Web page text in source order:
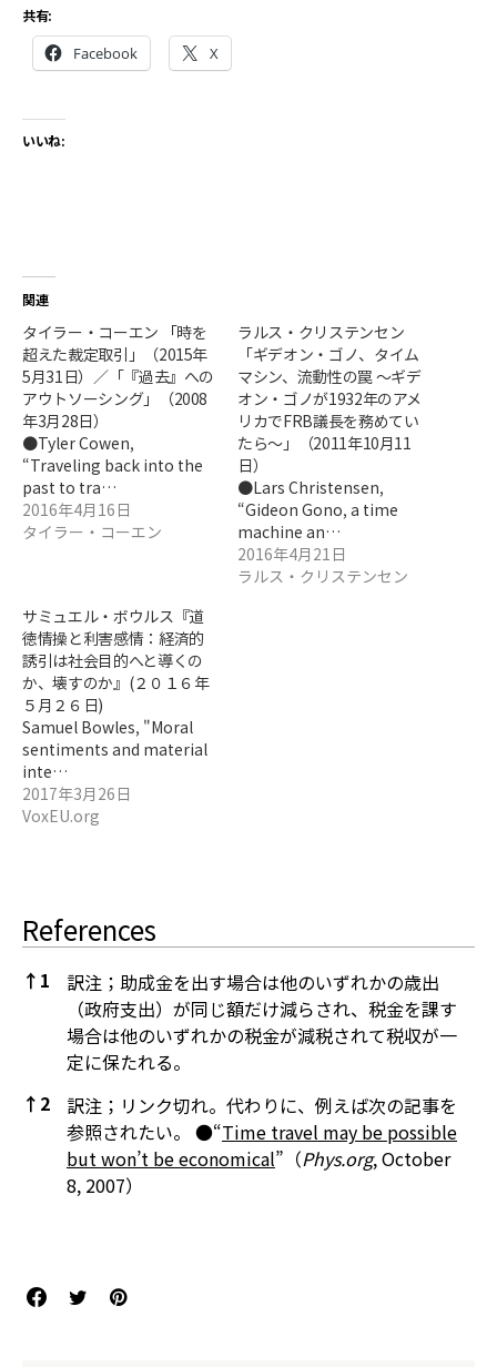
共有:
Facebook X
いいね:
関連
タイラー・コーエン 「時を
超えた裁定取引」（2015年
5月31日）／「『過去』への
アウトソーシング」（2008
年3月28日）
●Tyler Cowen,
“Traveling back into the
past to tra…
2016年4月16日
タイラー・コーエン
ラルス・クリステンセン
「ギデオン・ゴノ、タイム
マシン、流動性の罠 ～ギデ
オン・ゴノが1932年のアメ
リカでFRB議長を務めてい
たら～」（2011年10月11
日）
●Lars Christensen,
“Gideon Gono, a time
machine an…
2016年4月21日
ラルス・クリステンセン
サミュエル・ボウルス『道
徳情操と利害感情：経済的
誘引は社会目的へと導くの
か、壊すのか』(２０１６年
５月２６日)
Samuel Bowles, "Moral
sentiments and material
inte…
2017年3月26日
VoxEU.org
References
↑ 1
訳注；助成金を出す場合は他のいずれかの歳出
（政府支出）が同じ額だけ減らされ、税金を課す
場合は他のいずれかの税金が減税されて税収が一
定に保たれる。
↑ 2
訳注；リンク切れ。代わりに、例えば次の記事を
参照されたい。 ●“Time travel may be possible
but won’t be economical”（Phys.org, October
8, 2007）